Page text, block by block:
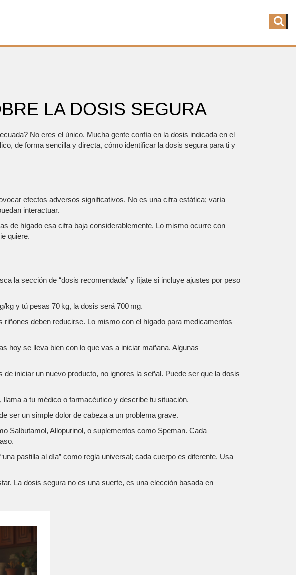
LA DOSIS SEGURA
No eres el único. Mucha gente confía en la dosis indicada en el
de forma sencilla y directa, cómo identificar la dosis segura para ti y
efectos adversos significativos. No es una cifra estática; varía
interactuar.
de hígado esa cifra baja considerablemente. Lo mismo ocurre con
quiere.
la sección de “dosis recomendada” y fíjate si incluye ajustes por peso
kg y tú pesas 70 kg, la dosis será 700 mg.
deben reducirse. Lo mismo con el hígado para medicamentos
hoy se lleva bien con lo que vas a iniciar mañana. Algunas
iniciar un nuevo producto, no ignores la señal. Puede ser que la dosis
a tu médico o farmacéutico y describe tu situación.
ser un simple dolor de cabeza a un problema grave.
Salbutamol, Allopurinol, o suplementos como Speman. Cada
pastilla al día” como regla universal; cada cuerpo es diferente. Usa
La dosis segura no es una suerte, es una elección basada en